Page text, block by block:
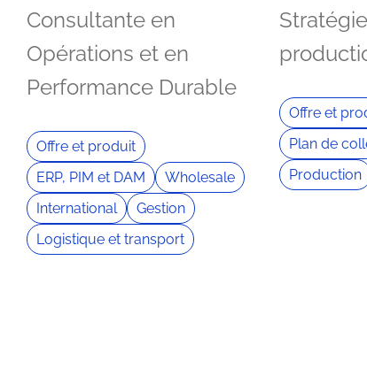
Consultante en
Opérations et en
Performance Durable
Offre et produit
ERP, PIM et DAM
Wholesale
International
Gestion
Logistique et transport
Offre et
Plan de
Production